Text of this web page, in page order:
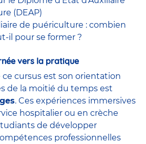
(DEAP)
de puériculture : combien
il pour se former ?
vers la pratique
ce cursus est son orientation
de la moitié du temps est
. Ces expériences immersives
hospitalier ou en crèche
de développer
professionnelles